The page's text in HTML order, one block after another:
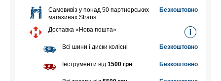
Вага (кг)
Самовивіз у понад 50 партнерських
магазинах Strans
Безкоштовно
Доставка «Нова пошта»
Всі шини і диски колісні Безкоштовно
Інструменти від1500 грн Безкоштовно